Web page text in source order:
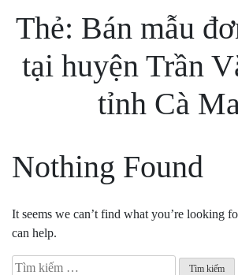
Thẻ: Bán mẫu
tại huyện Trần
tỉnh Cà
Nothing Found
It seems we can’t find what you’re looking
can help.
Tìm